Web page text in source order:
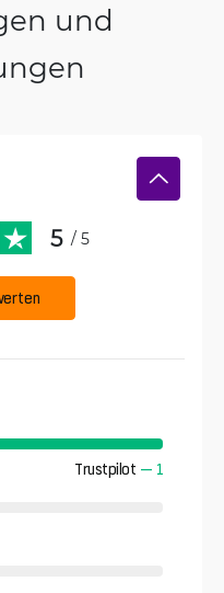
und
5 / 5
Trustpilot — 1